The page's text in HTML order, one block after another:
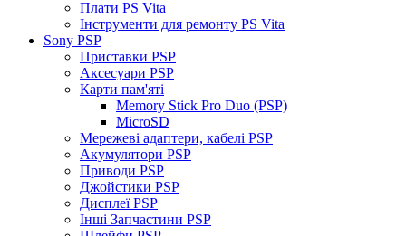
Плати PS Vita
Інструменти для ремонту PS Vita
Sony PSP
Приставки PSP
Аксесуари PSP
Карти пам'яті
Memory Stick Pro Duo (PSP)
MicroSD
Мережеві адаптери, кабелі PSP
Акумулятори PSP
Приводи PSP
Джойстики PSP
Дисплеї PSP
Інші Запчастини PSP